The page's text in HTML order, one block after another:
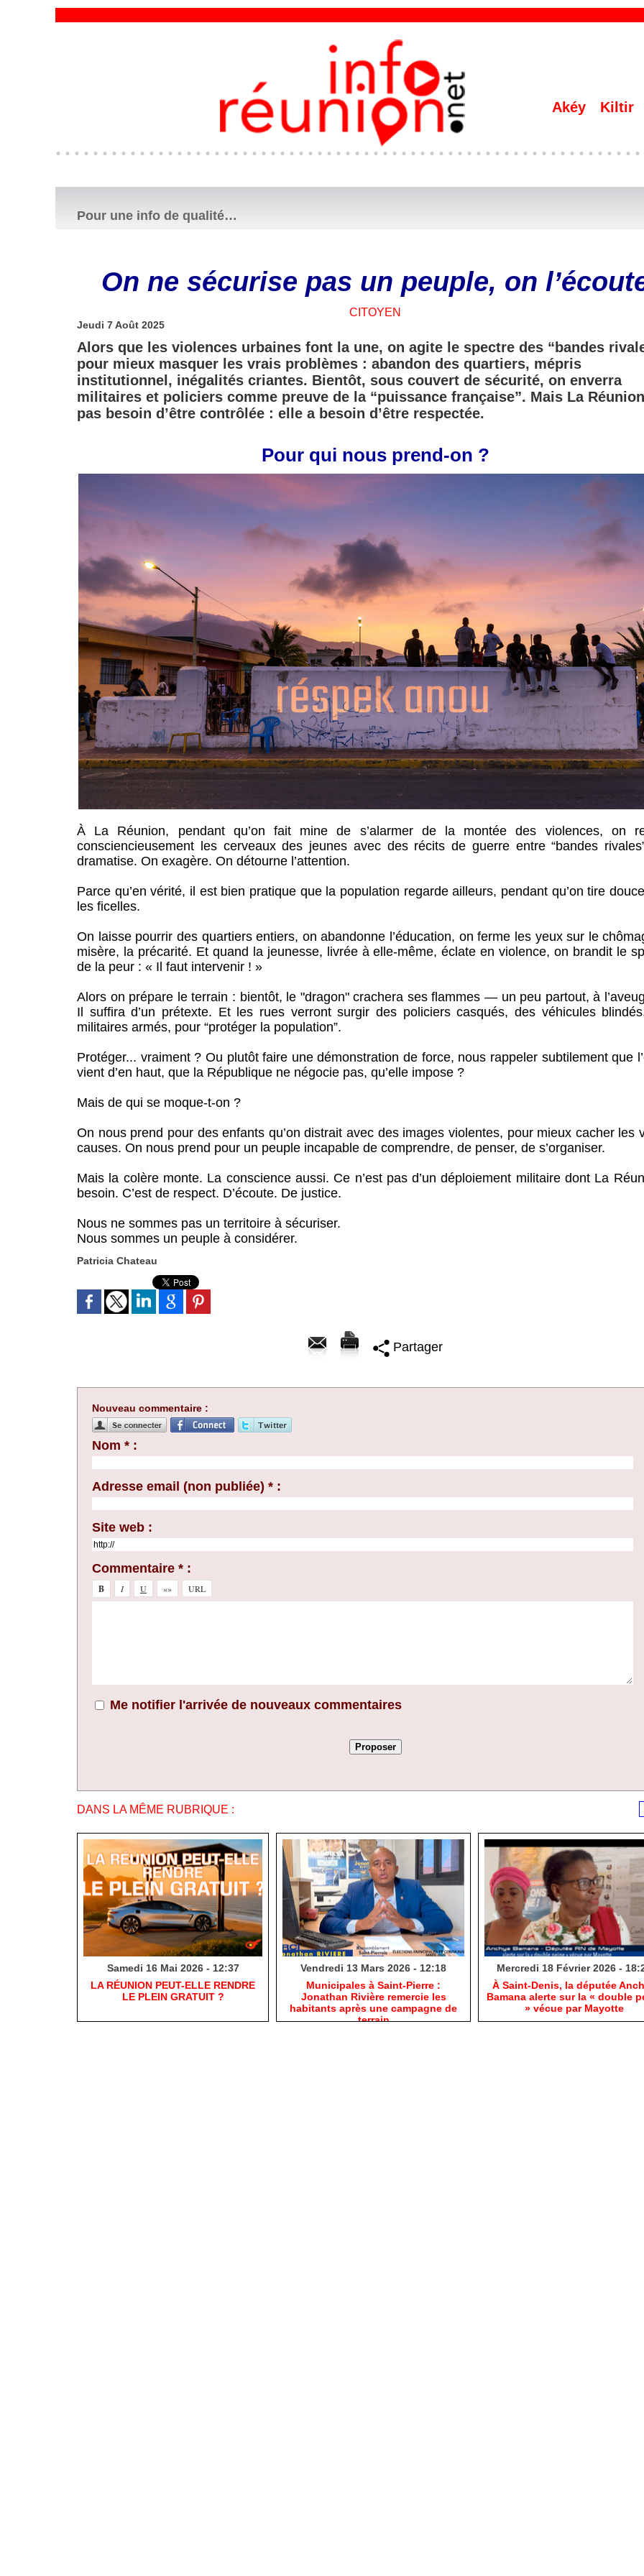
Akéy Kiltir
Pour une info de qualité…
On ne sécurise pas un peuple, on
CITOYEN
Jeudi 7 Août 2025
Alors que les violences urbaines font la une, on agite le spectre des “bandes
pour mieux masquer les vrais problèmes : abandon des quartiers, mépris
institutionnel, inégalités criantes. Bientôt, sous couvert de sécurité, on enverra
militaires et policiers comme preuve de la “puissance française”. Mais La Réunion
pas besoin d’être contrôlée : elle a besoin d’être respectée.
​Pour qui nous prend-on ?
À La Réunion, pendant qu’on fait mine de s’alarmer de la montée des violences, on
consciencieusement les cerveaux des jeunes avec des récits de guerre entre “bandes
dramatise. On exagère. On détourne l’attention.
Parce qu’en vérité, il est bien pratique que la population regarde ailleurs, pendant qu’on tire
les ficelles.
On laisse pourrir des quartiers entiers, on abandonne l’éducation, on ferme les yeux sur le
misère, la précarité. Et quand la jeunesse, livrée à elle-même, éclate en violence, on brandit le
de la peur : « Il faut intervenir ! »
Alors on prépare le terrain : bientôt, le "dragon" crachera ses flammes — un peu partout, à
Il suffira d’un prétexte. Et les rues verront surgir des policiers casqués, des véhicules
militaires armés, pour “protéger la population”.
Protéger... vraiment ? Ou plutôt faire une démonstration de force, nous rappeler subtilement que
vient d’en haut, que la République ne négocie pas, qu’elle impose ?
Mais de qui se moque-t-on ?
On nous prend pour des enfants qu’on distrait avec des images violentes, pour mieux cacher les
causes. On nous prend pour un peuple incapable de comprendre, de penser, de s’organiser.
Mais la colère monte. La conscience aussi. Ce n’est pas d’un déploiement militaire dont La
besoin. C’est de respect. D’écoute. De justice.
Nous ne sommes pas un territoire à sécuriser.
Nous sommes un peuple à considérer.
Patricia Chateau
Partager
Nouveau commentaire :
Nom * :
Adresse email (non publiée) * :
Site web :
Commentaire * :
Me notifier l'arrivée de nouveaux commentaires
DANS LA MÊME RUBRIQUE :
Samedi 16 Mai 2026 - 12:37
​LA RÉUNION PEUT-ELLE RENDRE
LE PLEIN GRATUIT ?
Vendredi 13 Mars 2026 - 12:18
​Municipales à Saint-Pierre :
Jonathan Rivière remercie les
habitants après une campagne de
terrain
Mercredi 18 Février 2026 -
​À Saint-Denis, la députée
Bamana alerte sur la « double
» vécue par Mayotte